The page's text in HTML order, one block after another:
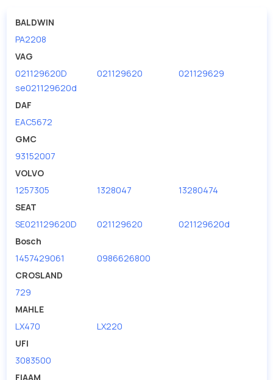
BALDWIN
PA2208
VAG
021129620D
021129620
021129629
se021129620d
DAF
EAC5672
GMC
93152007
VOLVO
1257305
1328047
13280474
SEAT
SE021129620D
021129620
021129620d
Bosch
1457429061
0986626800
CROSLAND
729
MAHLE
LX470
LX220
UFI
3083500
FIAAM